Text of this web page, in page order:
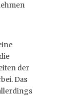
der
Das